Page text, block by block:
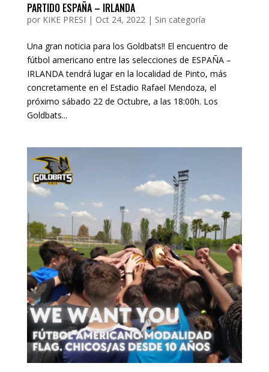
PARTIDO ESPAÑA – IRLANDA
por KIKE PRESI | Oct 24, 2022| Sin categoría
Una gran noticia para los Goldbats!! El encuentro de
fútbol americano entre las selecciones de ESPAÑA –
IRLANDA tendrá lugar en la localidad de Pinto, más
concretamente en el Estadio Rafael Mendoza, el
próximo sábado 22 de Octubre, a las 18:00h. Los
Goldbats...